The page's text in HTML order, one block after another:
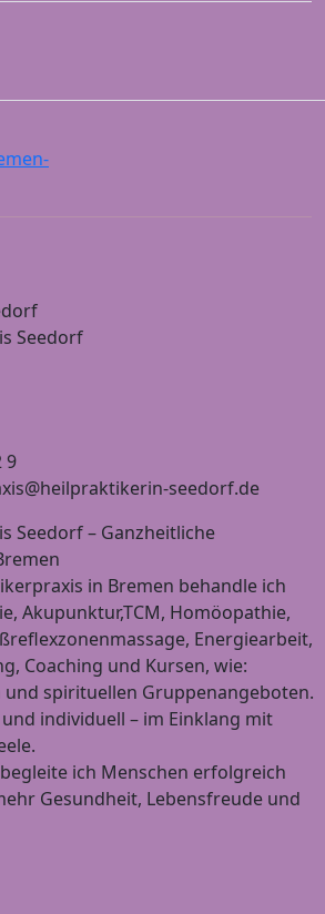
Seedorf
9
seedorf.de
Seedorf – Ganzheitliche
in Bremen behandle ich
Akupunktur,TCM, Homöopathie,
Energiearbeit,
Coaching und Kursen, wie:
spirituellen Gruppenangeboten.
individuell – im Einklang mit
ich Menschen erfolgreich
Gesundheit, Lebensfreude und